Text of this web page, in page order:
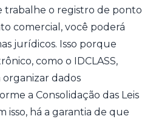
o registro de ponto
comercial, você poderá
jurídicos. Isso porque
como o IDCLASS,
dados
a Consolidação das Leis
isso, há a garantia de que